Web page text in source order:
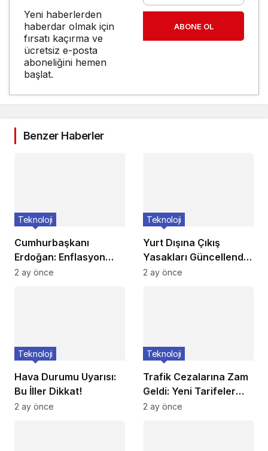
Yeni haberlerden
haberdar olmak için
fırsatı kaçırma ve
ücretsiz e-posta
aboneliğini hemen
başlat.
ABONE OL
Benzer Haberler
Cumhurbaşkanı
Erdoğan: Enflasyon
verileri umutlarımızı
Teknoloji
2 ay önce
Yurt Dışına Çıkış
Yasakları Güncellendi:
Kimler Etkileniyor?
Teknoloji
2 ay önce
Hava Durumu Uyarısı:
Bu İller Dikkat!
Teknoloji
2 ay önce
Trafik Cezalarına Zam
Geldi: Yeni Tarifeler
Belli Oldu
Teknoloji
2 ay önce